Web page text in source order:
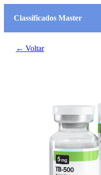
Classificados Master
← Voltar